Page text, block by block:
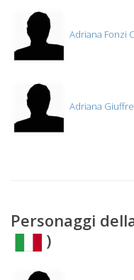
Adriana Fonzi
Adriana
Personaggi
)